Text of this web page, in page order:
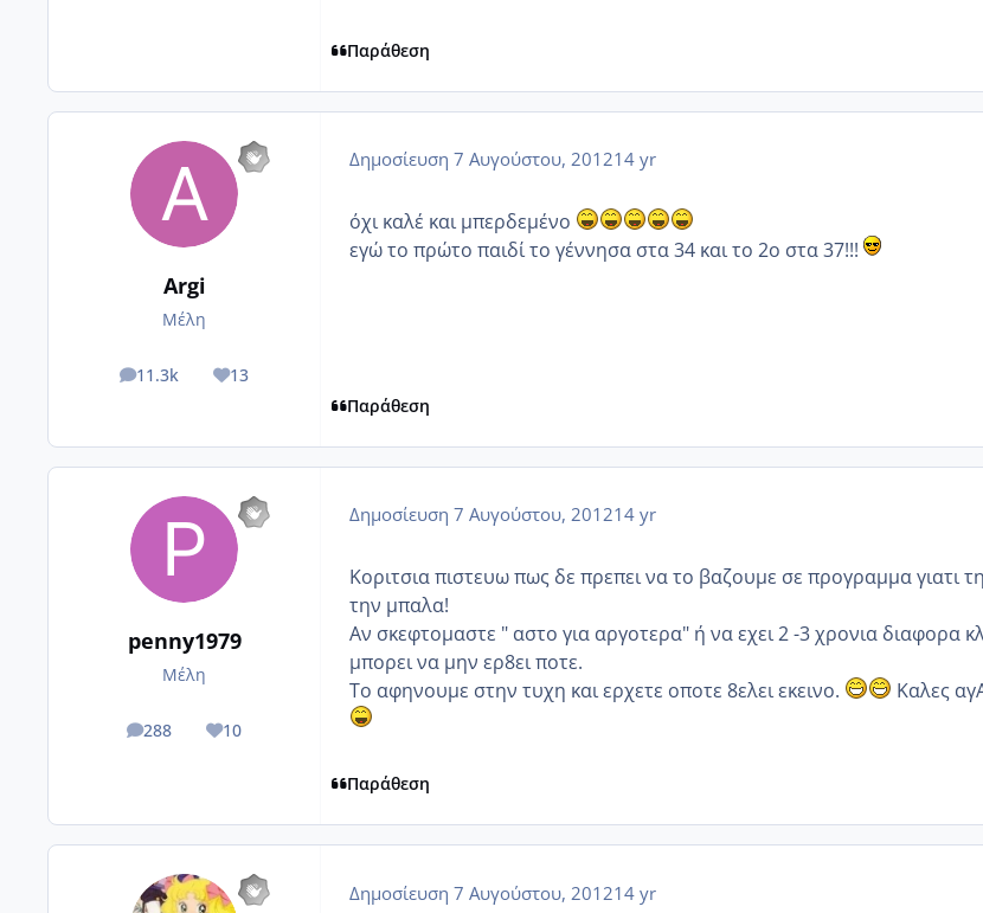
Παράθεση
Argi
Μέλη
11.3k
posts 13
Reputation
Δημοσίευση 7 Αυγούστου, 201214 yr
όχι καλέ και μπερδεμένο
εγώ το πρώτο παιδί το γέννησα στα 34 και το 2ο στα 37!!!
Παράθεση
penny1979
Μέλη
288
posts 10
Reputation
Δημοσίευση 7 Αυγούστου, 201214 yr
Κοριτσια πιστευω πως δε πρεπει να το βαζουμε σε προγραμμα γιατι
την μπαλα!
Αν σκεφτομαστε " αστο για αργοτερα" ή να εχει 2 -3 χρονια διαφορα
μπορει να μην ερ8ει ποτε.
Το αφηνουμε στην τυχη και ερχετε οποτε 8ελει εκεινο.
Καλες
Παράθεση
Δημοσίευση 7 Αυγούστου, 201214 yr